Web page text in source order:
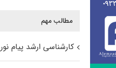
مطالب مهم
کارشناسی ارشد پیام نور